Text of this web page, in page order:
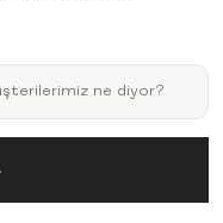
ne diyor?